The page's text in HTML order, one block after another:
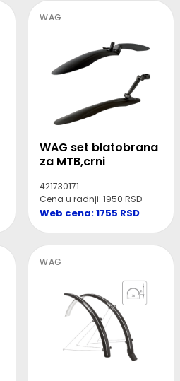
WAG
WAG set blatobrana
za MTB,crni
421730171
Cena u radnji: 1950 RSD
Web cena: 1755 RSD
WAG